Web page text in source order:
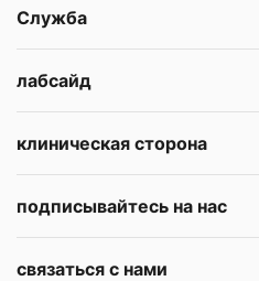
Служба
лабсайд
клиническая сторона
подписывайтесь на нас
связаться с нами